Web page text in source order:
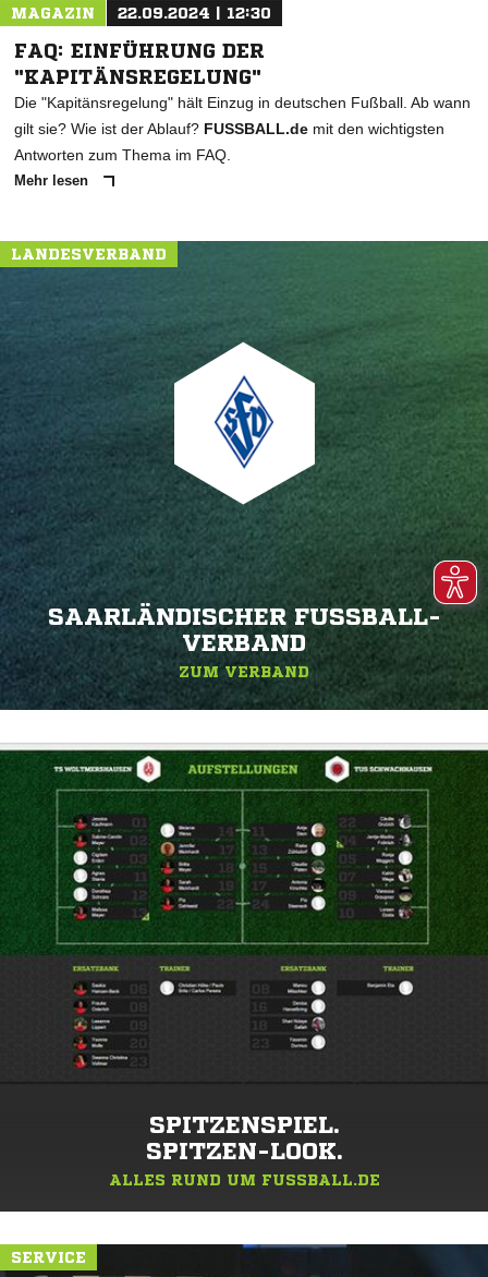
MAGAZIN 22.09.2024 | 12:30
FAQ: EINFÜHRUNG DER
"KAPITÄNSREGELUNG"
Die "Kapitänsregelung" hält Einzug in deutschen Fußball. Ab wann
gilt sie? Wie ist der Ablauf? FUSSBALL.de mit den wichtigsten
Antworten zum Thema im FAQ.
Mehr lesen
LANDESVERBAND
SAARLÄNDISCHER FUSSBALL-V
ERBAND
ZUM VERBAND
SPITZENSPIEL.
SPITZEN-LOOK.
ALLES RUND UM FUSSBALL.DE
SERVICE